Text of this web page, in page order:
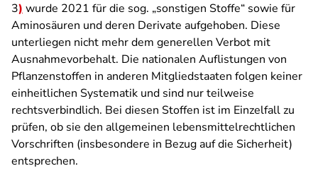
3) wurde 2021 für die sog. „sonstigen Stoffe“ sowie für
Aminosäuren und deren Derivate aufgehoben. Diese
unterliegen nicht mehr dem generellen Verbot mit
Ausnahmevorbehalt. Die nationalen Auflistungen von
Pflanzenstoffen in anderen Mitgliedstaaten folgen keiner
einheitlichen Systematik und sind nur teilweise
rechtsverbindlich. Bei diesen Stoffen ist im Einzelfall zu
prüfen, ob sie den allgemeinen lebensmittelrechtlichen
Vorschriften (insbesondere in Bezug auf die Sicherheit)
entsprechen.